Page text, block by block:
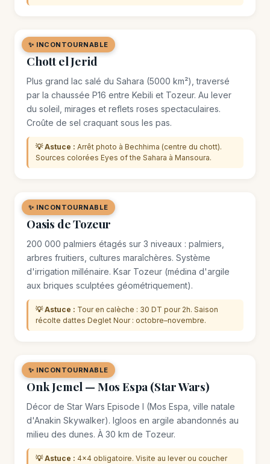
✨ INCONTOURNABLE
🌿 SITE NATUREL
Chott el Jerid
Plus grand lac salé du Sahara (5000 km²), traversé
par la chaussée P16 entre Kebili et Tozeur. Au lever
du soleil, mirages et reflets roses spectaculaires.
Croûte de sel craquant sous les pas.
💡 Astuce : Arrêt photo à Bechhima (centre du chott).
Sources colorées Eyes of the Sahara à Mansoura.
✨ INCONTOURNABLE
🌿 SITE NATUREL
Oasis de Tozeur
200 000 palmiers étagés sur 3 niveaux : palmiers,
arbres fruitiers, cultures maraîchères. Système
d'irrigation millénaire. Ksar Tozeur (médina d'argile
aux briques sculptées géométriquement).
💡 Astuce : Tour en calèche : 30 DT pour 2h. Saison
récolte dattes Deglet Nour : octobre–novembre.
✨ INCONTOURNABLE
🌿 SITE NATUREL
Onk Jemel — Mos Espa (Star Wars)
Décor de Star Wars Episode I (Mos Espa, ville natale
d'Anakin Skywalker). Igloos en argile abandonnés au
milieu des dunes. À 30 km de Tozeur.
💡 Astuce : 4×4 obligatoire. Visite au lever ou coucher